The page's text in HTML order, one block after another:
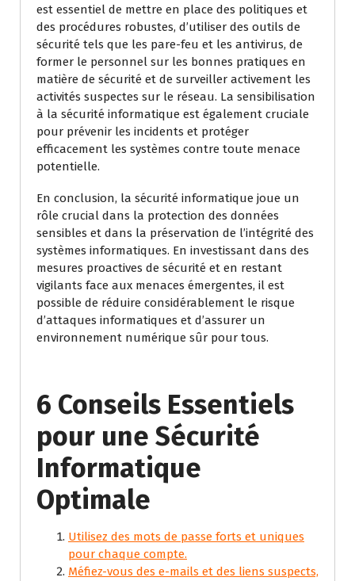
est essentiel de mettre en place des politiques et
des procédures robustes, d’utiliser des outils de
sécurité tels que les pare-feu et les antivirus, de
former le personnel sur les bonnes pratiques en
matière de sécurité et de surveiller activement les
activités suspectes sur le réseau. La sensibilisation
à la sécurité informatique est également cruciale
pour prévenir les incidents et protéger
efficacement les systèmes contre toute menace
potentielle.
En conclusion, la sécurité informatique joue un
rôle crucial dans la protection des données
sensibles et dans la préservation de l’intégrité des
systèmes informatiques. En investissant dans des
mesures proactives de sécurité et en restant
vigilants face aux menaces émergentes, il est
possible de réduire considérablement le risque
d’attaques informatiques et d’assurer un
environnement numérique sûr pour tous.
6 Conseils Essentiels
pour une Sécurité
Informatique
Optimale
Utilisez des mots de passe forts et uniques
pour chaque compte.
Méfiez-vous des e-mails et des liens suspects,